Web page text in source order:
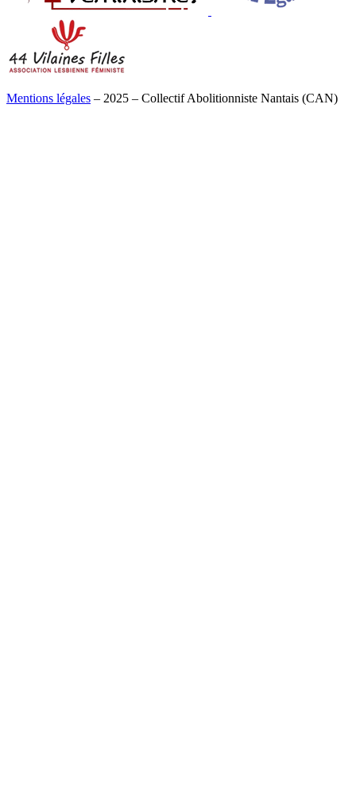
Mentions légales – 2025 – Collectif Abolitionniste Nantais (CAN)